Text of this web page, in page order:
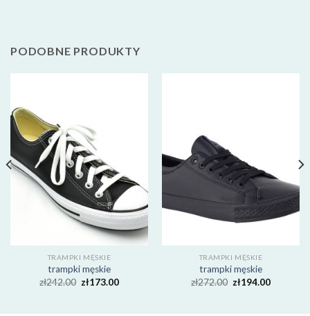
PODOBNE PRODUKTY
TRAMPKI MĘSKIE
trampki męskie
zł242.00 zł173.00
TRAMPKI MĘSKIE
trampki męskie
zł272.00 zł194.00